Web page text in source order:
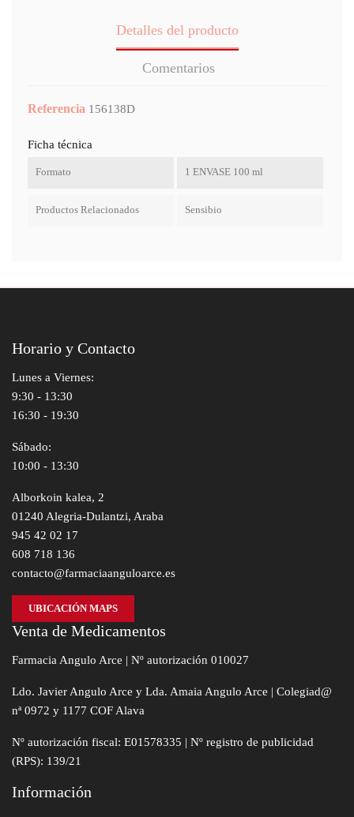
Detalles del producto
Comentarios
Referencia 156138D
Ficha técnica
Formato 1 ENVASE 100 ml
Productos Relacionados Sensibio
Horario y Contacto
Lunes a Viernes:
9:30 - 13:30
16:30 - 19:30
Sábado:
10:00 - 13:30
Alborkoin kalea, 2
01240 Alegria-Dulantzi, Araba
945 42 02 17
608 718 136
contacto@farmaciaanguloarce.es
UBICACIÓN MAPS
Venta de Medicamentos
Farmacia Angulo Arce | Nº autorización 010027
Ldo. Javier Angulo Arce y Lda. Amaia Angulo Arce | Colegiad@
nª 0972 y 1177 COF Alava
Nº autorización fiscal: E01578335 | Nº registro de publicidad
(RPS): 139/21
Información